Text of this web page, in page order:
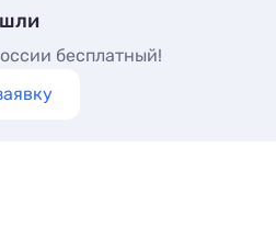
бесплатный!